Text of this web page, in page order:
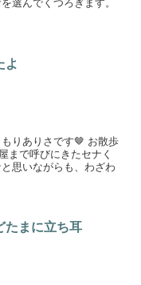
選んでくつろぎます。
よ
りありさです🤎 お散歩
まで呼びにきたセナく
思いながらも、わざわ
たまに立ち耳